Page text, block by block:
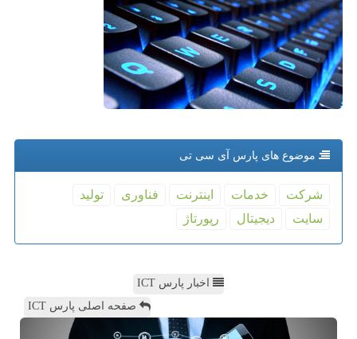
موضوع های پارس آی سی تی
شركت خدمات اینترنت فناوری
تولید
سایت
دیجیتال رپورتاژ
اخبار پارس ICT
صفحه اصلی پارس ICT